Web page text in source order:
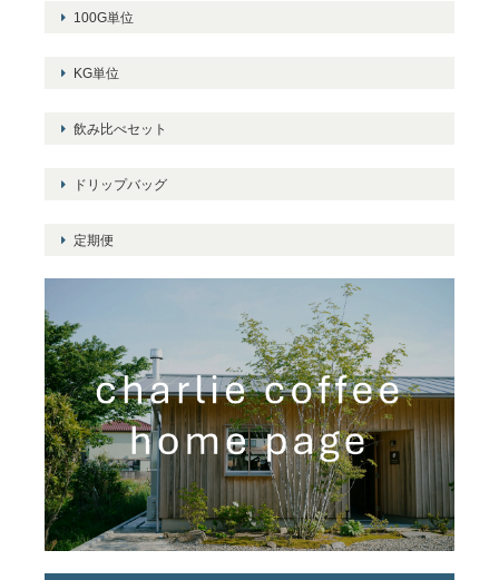
100G単位
KG単位
飲み比べセット
ドリップバッグ
定期便